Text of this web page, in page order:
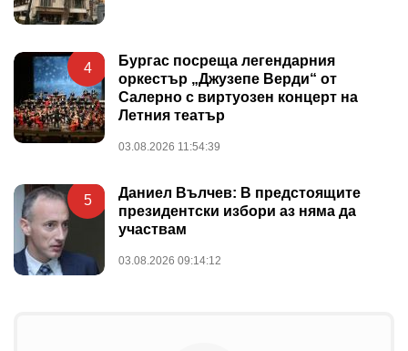
4
Бургас посреща легендарния
оркестър „Джузепе Верди“ от
Салерно с виртуозен концерт на
Летния театър
03.08.2026 11:54:39
5
Даниел Вълчев: В предстоящите
президентски избори аз няма да
участвам
03.08.2026 09:14:12